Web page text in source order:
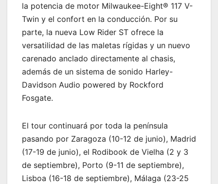
la potencia de motor Milwaukee-Eight® 117 V-
Twin y el confort en la conducción. Por su
parte, la nueva Low Rider ST ofrece la
versatilidad de las maletas rígidas y un nuevo
carenado anclado directamente al chasis,
además de un sistema de sonido Harley-
Davidson Audio powered by Rockford
Fosgate.
El tour continuará por toda la península
pasando por Zaragoza (10-12 de junio), Madrid
(17-19 de junio), el Rodibook de Vielha (2 y 3
de septiembre), Porto (9-11 de septiembre),
Lisboa (16-18 de septiembre), Málaga (23-25